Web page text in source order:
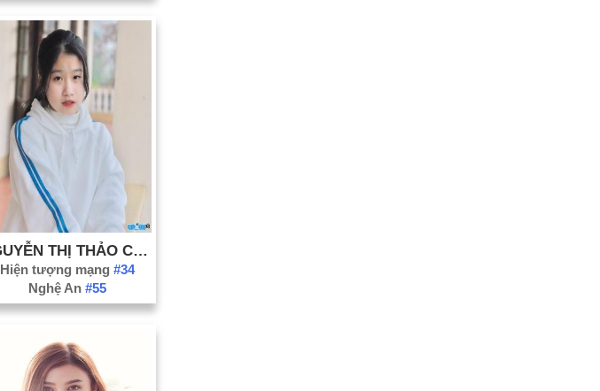
NGUYỄN THỊ THẢO COVER
Hiện tượng mạng #34
Nghệ An #55